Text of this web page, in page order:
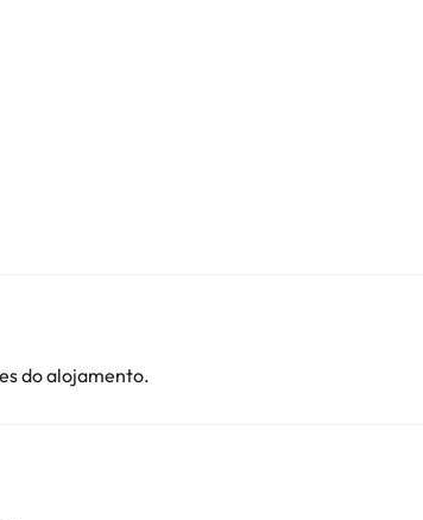
do alojamento.